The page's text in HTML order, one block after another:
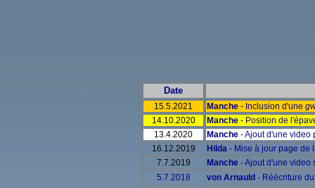
Date
15.5.2021 Manche - Inclusion d'une
14.10.2020
Manche - Position de
13.4.2020
Manche - Ajout d'une video
16.12.2019
Hilda - Mise à jour page de
7.7.2019
Manche - Ajout d'une video
5.7.2018
von Arnauld - Réécriture